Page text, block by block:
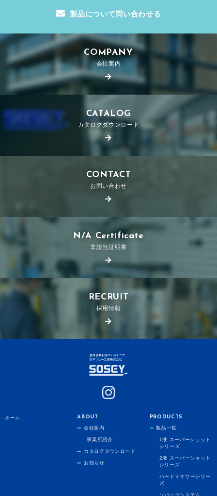
製品について問い合わせる
COMPANY
会社案内
CATALOG
カタログダウンロード
CONTACT
お問い合わせ
N/A Certificate
非該当証明書
RECRUIT
採用情報
ホーム
ABOUT
会社案内
事業所紹介
カタログダウンロード
お知らせ
PRODUCTS
製品一覧
1液 スーパーショット
シリーズ
2液 スーパーショット
シリーズ
ハードミキサーシリー
ズ
ソバックシステム